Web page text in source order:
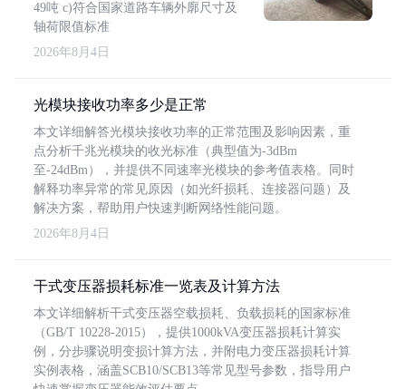
49吨 c)符合国家道路车辆外廓尺寸及
轴荷限值标准
2026年8月4日
光模块接收功率多少是正常
本文详细解答光模块接收功率的正常范围及影响因素，重
点分析千兆光模块的收光标准（典型值为-3dBm
至-24dBm），并提供不同速率光模块的参考值表格。同时
解释功率异常的常见原因（如光纤损耗、连接器问题）及
解决方案，帮助用户快速判断网络性能问题。
2026年8月4日
干式变压器损耗标准一览表及计算方法
本文详细解析干式变压器空载损耗、负载损耗的国家标准
（GB/T 10228-2015），提供1000kVA变压器损耗计算实
例，分步骤说明变损计算方法，并附电力变压器损耗计算
实例表格，涵盖SCB10/SCB13等常见型号参数，指导用户